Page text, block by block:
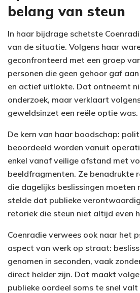
belang van steun
In haar bijdrage schetste
van de situatie. Volgens haar
geconfronteerd met een groep
personen die geen gehoor gaf
en actief uitlokte. Dat ontneemt
onderzoek, maar verklaart
geweldsinzet een reële optie was.
De kern van haar boodschap:
beoordeeld worden vanuit
enkel vanaf veilige afstand met
beeldfragmenten. Ze benadrukte
die dagelijks beslissingen moeten
stelde dat publieke
retoriek die steun niet altijd even
Coenradie verwees ook naar het
aspect van werk op straat:
genomen in seconden, vaak
direct helder zijn. Dat maakt
publieke oordeel soms te snel